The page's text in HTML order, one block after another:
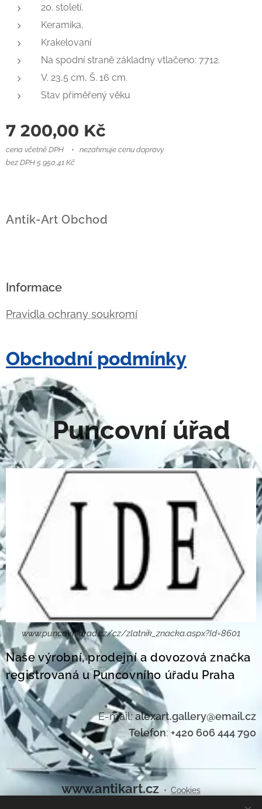
20. století.
Keramika,
Krakelovaní
Na spodní straně základny vtlačeno: 7712.
V. 23,5 cm, Š. 16 cm.
Stav přiměřený věku
7 200,00 Kč
cena včetně DPH
nezahrnuje cenu dopravy
bez DPH 5 950,41 Kč
Antik-Art Obchod
Informace
Pravidla ochrany soukromí
Obchodní podmínky
Puncovní úřad
www.puncovniurad.cz/cz/zlatnik_znacka.aspx?Id=8601
Naše výrobní, prodejní a dovozová značka
registrovaná u Puncovního úřadu Praha
E-mail:alexart.gallery@email.cz
Telefon: +420 606 444 790
www.antikart.cz Cookies